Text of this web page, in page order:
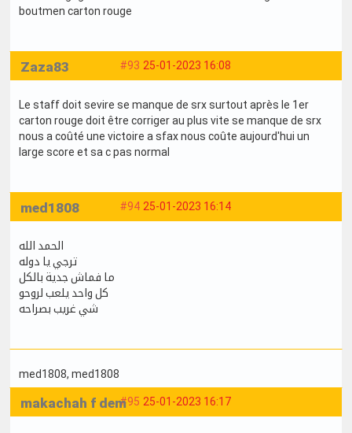
boutmen carton rouge
#93 25-01-2023 16:08
Zaza83
Le staff doit sevire se manque de srx surtout après le 1er
carton rouge doit être corriger au plus vite se manque de srx
nous a coûté une victoire a sfax nous coûte aujourd'hui un
large score et sa c pas normal
#94 25-01-2023 16:14
med1808
الحمد الله
ترجي يا دوله
ما فماش جدية بالكل
كل واحد يلعب لروحو
شي غريب بصراحه
med1808, med1808
#95 25-01-2023 16:17
makachah f dem